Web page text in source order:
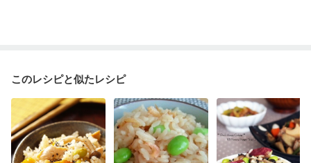
このレシピと似たレシピ